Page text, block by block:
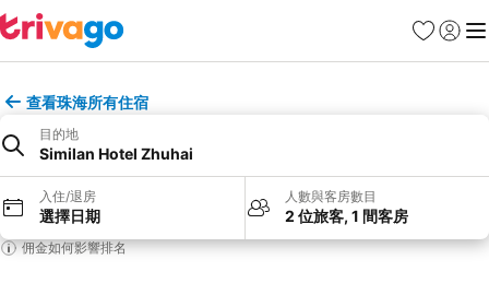
收藏夾
登入 選
查看珠海所有住宿
目的地
Similan Hotel Zhuhai
入住/退房
選擇日期
人數與客房數目
2 位旅客, 1 間客房
佣金如何影響排名